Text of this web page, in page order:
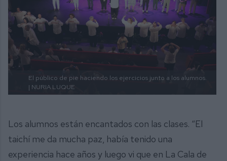
El público de pie haciendo los ejercicios junto a los alumnos.
| NURIA LUQUE
Los alumnos están encantados con las clases. “El
taichí me da mucha paz, había tenido una
experiencia hace años y luego vi que en La Cala de